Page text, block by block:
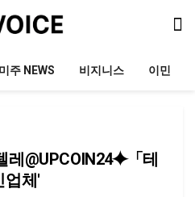
미주 NEWS 비지니스 이민
레@UPCOIN24⯌「테
업체'